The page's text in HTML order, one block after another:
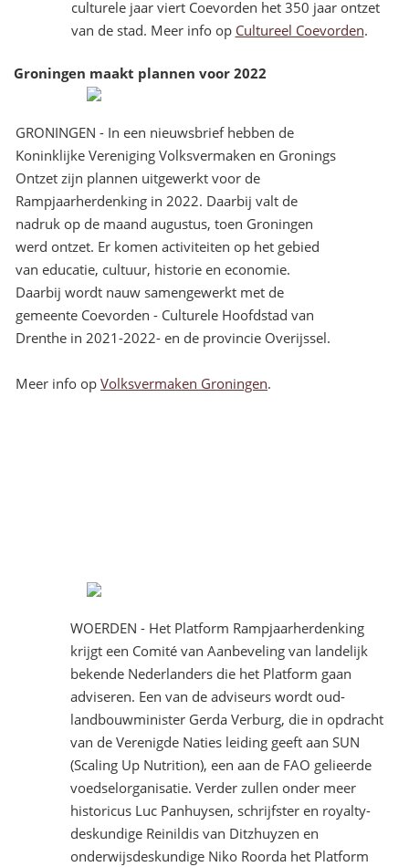
culturele jaar viert Coevorden het 350 jaar ontzet
van de stad. Meer info op Cultureel Coevorden.
Groningen maakt plannen voor 2022
GRONINGEN - In een nieuwsbrief hebben de
Koninklijke Vereniging Volksvermaken en Gronings
Ontzet zijn plannen uitgewerkt voor de
Rampjaarherdenking in 2022. Daarbij valt de
nadruk op de maand augustus, toen Groningen
werd ontzet. Er komen activiteiten op het gebied
van educatie, cultuur, historie en economie.
Daarbij wordt nauw samengewerkt met de
gemeente Coevorden - Culturele Hoofdstad van
Drenthe in 2021-2022- en de provincie Overijssel.
Meer info op Volksvermaken Groningen.
WOERDEN - Het Platform Rampjaarherdenking
krijgt een Comité van Aanbeveling van landelijk
bekende Nederlanders die het Platform gaan
adviseren. Een van de adviseurs wordt oud-
landbouwminister Gerda Verburg, die in opdracht
van de Verenigde Naties leiding geeft aan SUN
(Scaling Up Nutrition), een aan de FAO gelieerde
voedselorganisatie. Verder zullen onder meer
historicus Luc Panhuysen, schrijfster en royalty-
deskundige Reinildis van Ditzhuyzen en
onderwijsdeskundige Niko Roorda het Platform